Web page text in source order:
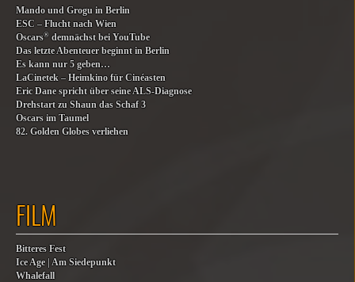
Mando und Grogu in Berlin
ESC – Flucht nach Wien
Oscars® demnächst bei YouTube
Das letzte Abenteuer beginnt in Berlin
Es kann nur 5 geben…
LaCinetek – Heimkino für Cinéasten
Eric Dane spricht über seine ALS-Diagnose
Drehstart zu Shaun das Schaf 3
Oscars im Taumel
82. Golden Globes verliehen
FILM
Bitteres Fest
Ice Age | Am Siedepunkt
Whalefall